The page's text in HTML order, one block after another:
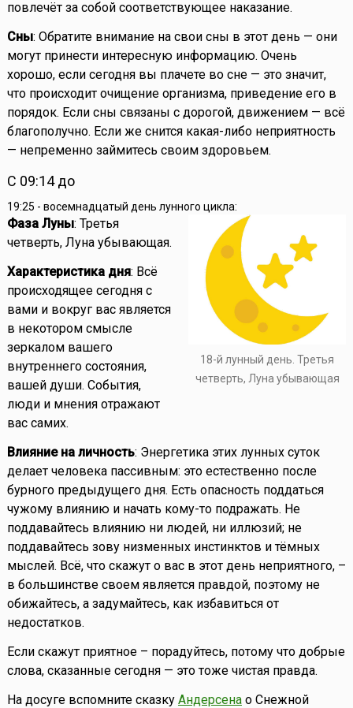
повлечёт за собой соответствующее наказание.
Сны: Обратите внимание на свои сны в этот день — они
могут принести интересную информацию. Очень
хорошо, если сегодня вы плачете во сне — это значит,
что происходит очищение организма, приведение его в
порядок. Если сны связаны с дорогой, движением — всё
благополучно. Если же снится какая-либо неприятность
— непременно займитесь своим здоровьем.
С 09:14 до
19:25 - восемнадцатый день лунного цикла:
18-й лунный день. Третья
четверть, Луна убывающая
Фаза Луны: Третья
четверть, Луна убывающая.
Характеристика дня: Всё
происходящее сегодня с
вами и вокруг вас является
в некотором смысле
зеркалом вашего
внутреннего состояния,
вашей души. События,
люди и мнения отражают
вас самих.
Влияние на личность: Энергетика этих лунных суток
делает человека пассивным: это естественно после
бурного предыдущего дня. Есть опасность поддаться
чужому влиянию и начать кому-то подражать. Не
поддавайтесь влиянию ни людей, ни иллюзий; не
поддавайтесь зову низменных инстинктов и тёмных
мыслей. Всё, что скажут о вас в этот день неприятного, –
в большинстве своем является правдой, поэтому не
обижайтесь, а задумайтесь, как избавиться от
недостатков.
Если скажут приятное – порадуйтесь, потому что добрые
слова, сказанные сегодня — это тоже чистая правда.
На досуге вспомните сказку Андерсенао Снежной